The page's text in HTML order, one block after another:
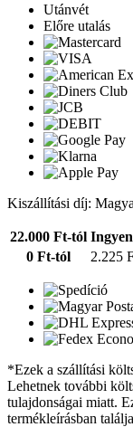
Utánvét
Előre utalás
Kiszállítási díj:
22.000 Ft-tól
0 Ft-tól
2.225
*Ezek a szállítási
Lehetnek további
tulajdonságai miatt.
termékleírásban